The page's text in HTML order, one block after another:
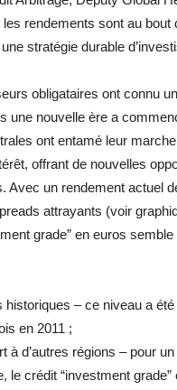
rendements sont au bout
stratégie durable
obligataires ont connu
une nouvelle ère a
ont entamé leur
offrant de nouvelles
Avec un rendement actuel
attrayants (voir
grade” en euros
historiques – ce niveau a
en 2011 ;
à d’autres régions – pour
le crédit “investment